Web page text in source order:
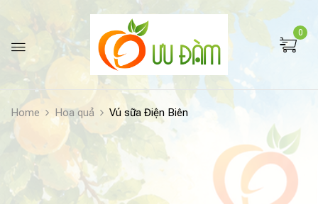
0
Home Hoa quả Vú sữa Điện Biên